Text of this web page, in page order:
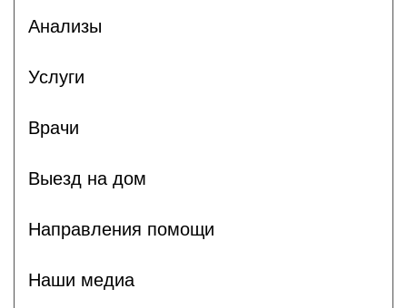
Анализы
Услуги
Врачи
Выезд на дом
Направления помощи
Наши медиа